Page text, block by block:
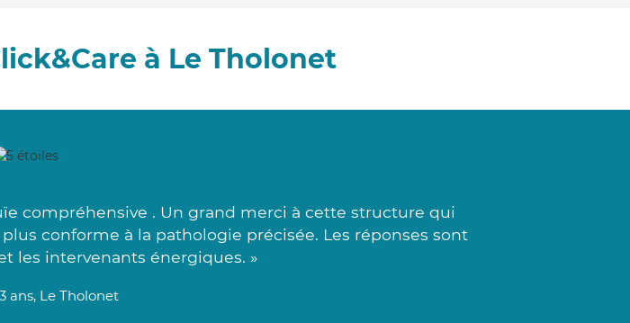
à Le Tholonet
compréhensive . Un grand merci à cette structure qui
conforme à la pathologie précisée. Les réponses sont
les intervenants énergiques. »
ans, Le Tholonet